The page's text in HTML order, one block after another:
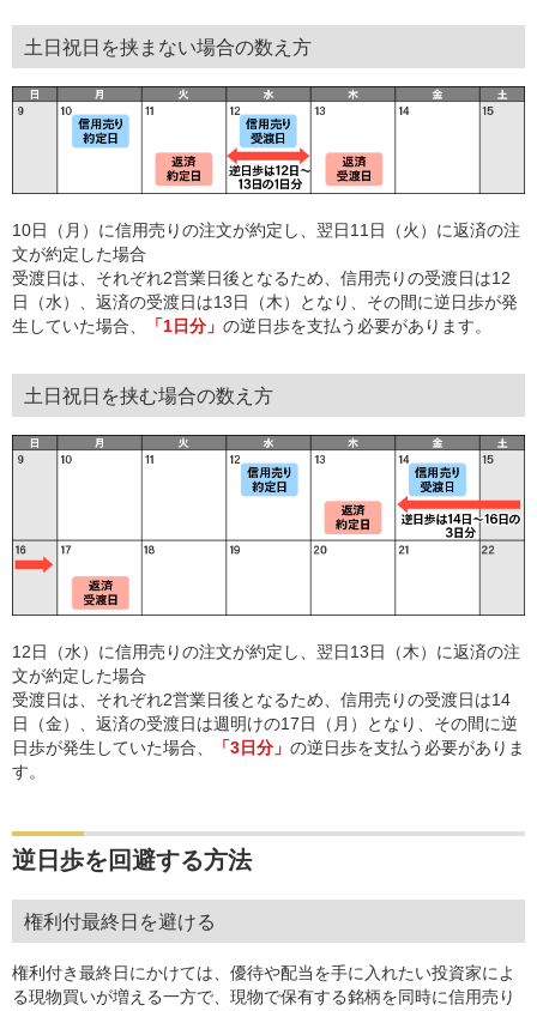
土日祝日を挟まない場合の数え方
10日（月）に信用売りの注文が約定し、翌日11日（火）に返済の注
文が約定した場合
受渡日は、それぞれ2営業日後となるため、信用売りの受渡日は12
日（水）、返済の受渡日は13日（木）となり、その間に逆日歩が発
生していた場合、
「1日分」 の逆日歩を支払う必要があります。
土日祝日を挟む場合の数え方
12日（水）に信用売りの注文が約定し、翌日13日（木）に返済の注
文が約定した場合
受渡日は、それぞれ2営業日後となるため、信用売りの受渡日は14
日（金）、返済の受渡日は週明けの17日（月）となり、その間に逆
日歩が発生していた場合、
「3日分」 の逆日歩を支払う必要がありま
す。
逆日歩を回避する方法
権利付最終日を避ける
権利付き最終日にかけては、優待や配当を手に入れたい投資家によ
る現物買いが増える一方で、現物で保有する銘柄を同時に信用売り